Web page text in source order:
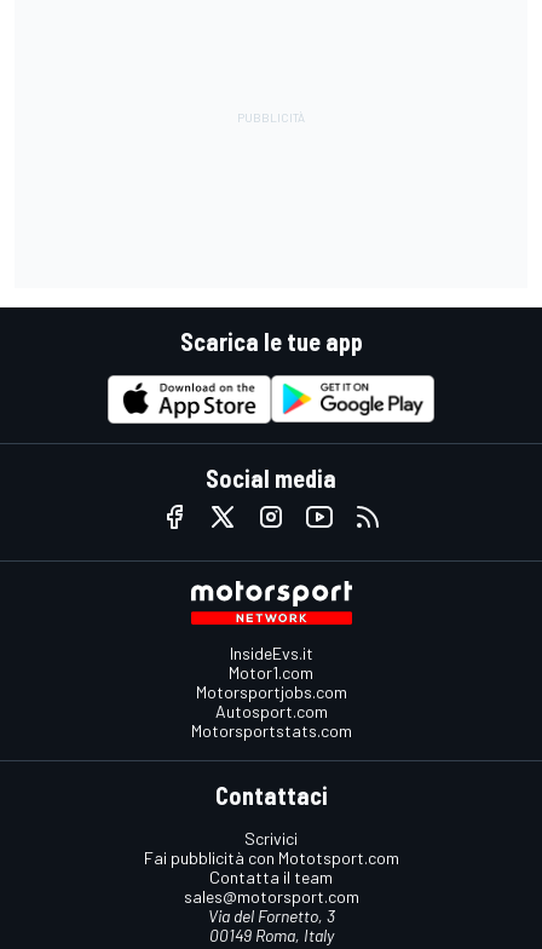
Scarica le tue app
Social media
InsideEvs.it
Motor1.com
Motorsportjobs.com
Autosport.com
Motorsportstats.com
Contattaci
Scrivici
Fai pubblicità con Mototsport.com
Contatta il team
sales@motorsport.com
Via del Fornetto, 3
00149 Roma, Italy